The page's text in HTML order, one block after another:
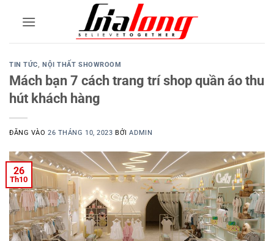
TIN TỨC,NỘI THẤT SHOWROOM
Mách bạn 7 cách trang trí shop quần áo thu
hút khách hàng
ĐĂNG VÀO26 THÁNG 10, 2023 BỞIADMIN
26
Th10